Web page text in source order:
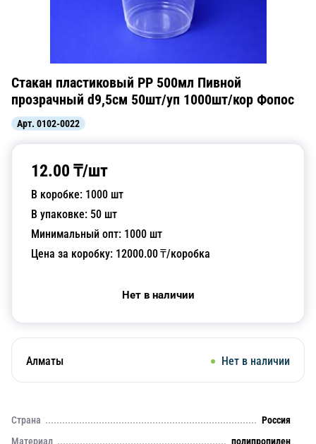
Стакан пластиковый PP 500мл Пивной
прозрачный d9,5см 50шт/уп 1000шт/кор Фопос
Арт. 0102-0022
12.00 ₸/шт
В коробке: 1000 шт
В упаковке: 50 шт
Минимальный опт: 1000 шт
Цена за коробку: 12000.00₸/коробка
Нет в наличии
Алматы Нет в наличии
Страна
Россия
Материал
полипропилен